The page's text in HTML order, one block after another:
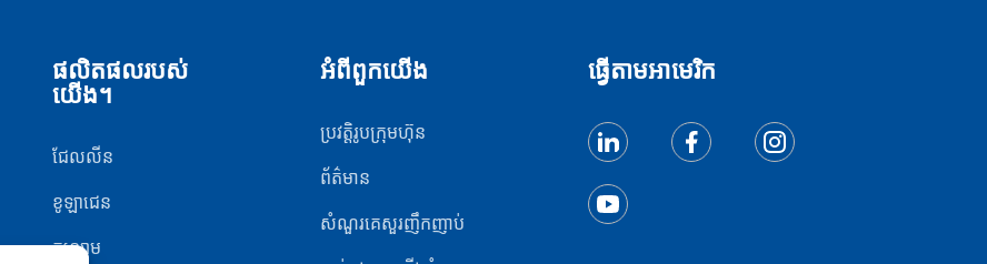
ផលិតផលរបស់
យើង។
ជែលលីន
ខូឡាជេន
កន្សោម
អំពីពួកយើង
ប្រវត្តិរូបក្រុមហ៊ុន
ព័ត៌មាន
សំណួរគេសួរញឹកញាប់
ធ្វើតាមអាមេរិក